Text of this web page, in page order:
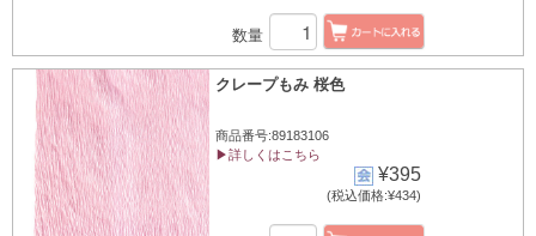
数量
クレープもみ 桜色
商品番号:89183106
▶詳しくはこちら
¥395
(税込価格:¥434)